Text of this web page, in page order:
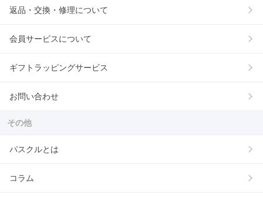
返品・交換・修理について
会員サービスについて
ギフトラッピングサービス
お問い合わせ
その他
パスクルとは
コラム